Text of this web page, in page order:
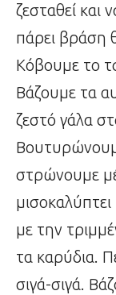
ζεσταθεί και
πάρει βράση
Κόβουμε το
Βάζουμε τα
ζεστό γάλα
στρώνουμε
με την
τα καρύδια.
σιγά-σιγά.